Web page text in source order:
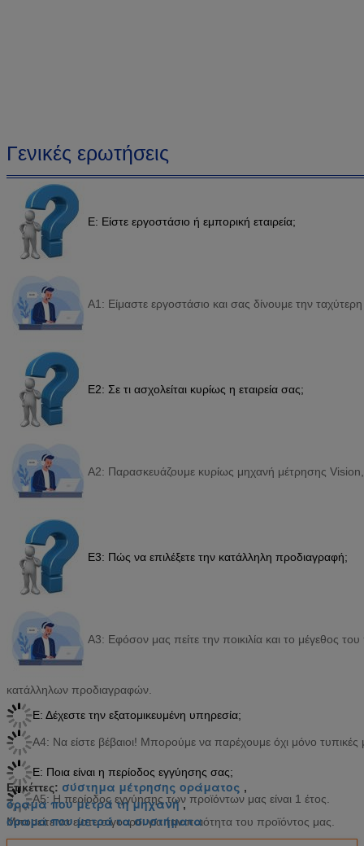
Γενικές ερωτήσεις
Ε: Είστε εργοστάσιο ή εμπορική εταιρεία;
Α1: Είμαστε εργοστάσιο και σας δίνουμε την
Ε2: Σε τι ασχολείται κυρίως η εταιρεία σας;
Α2: Παρασκευάζουμε κυρίως μηχανή μέτρησης
Ε3: Πώς να επιλέξετε την κατάλληλη προδιαγραφή;
Α3: Εφόσον μας πείτε την ποικιλία και το μέγεθος
κατάλληλων προδιαγραφών.
Ε: Δέχεστε την εξατομικευμένη υπηρεσία;
Α4: Να είστε βέβαιοι! Μπορούμε να παρέχουμε όχι μόνο
Ε: Ποια είναι η περίοδος εγγύησης σας;
Α5: Η περίοδος εγγύησης των προϊόντων μας είναι 1 έτος.
Μπορείτε να είστε σίγουροι για την ποιότητα του προϊόντος μας.
Ετικέττες: σύστημα μέτρησης οράματος ,
όραμα που μετρά τη μηχανή,
όραμα που μετρά τα συστήματα